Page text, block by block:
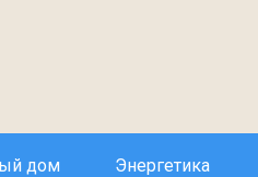
дом Энергетика